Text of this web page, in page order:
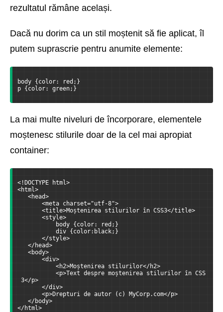
rezultatul rămâne același.
Dacă nu dorim ca un stil moștenit să fie aplicat, îl
putem suprascrie pentru anumite elemente:
body {color: red;}
p {color: green;}
La mai multe niveluri de încorporare, elementele
moștenesc stilurile doar de la cel mai apropiat
container:
<!DOCTYPE html>
<html>
<head>
<meta charset="utf-8">
<title>Moștenirea stilurilor în CSS3</title>
<style>
body {color: red;}
div {color:black;}
</style>
</head>
<body>
<div>
<h2>Moștenirea stilurilor</h2>
<p>Text despre moștenirea stilurilor în CSS
3</p>
</div>
<p>Drepturi de autor (c) MyCorp.com</p>
</body>
</html>